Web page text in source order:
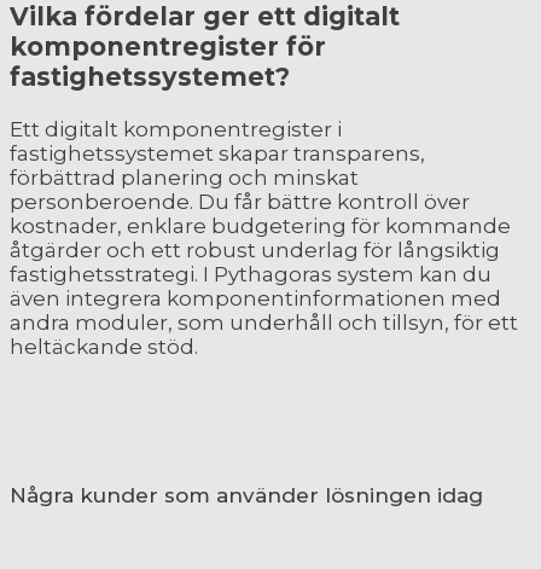
Vilka fördelar ger ett digitalt
komponentregister för
fastighetssystemet?
Ett digitalt komponentregister i
fastighetssystemet skapar transparens,
förbättrad planering och minskat
personberoende. Du får bättre kontroll över
kostnader, enklare budgetering för kommande
åtgärder och ett robust underlag för långsiktig
fastighetsstrategi. I Pythagoras system kan du
även integrera komponentinformationen med
andra moduler, som underhåll och tillsyn, för ett
heltäckande stöd.
Några kunder som använder lösningen idag